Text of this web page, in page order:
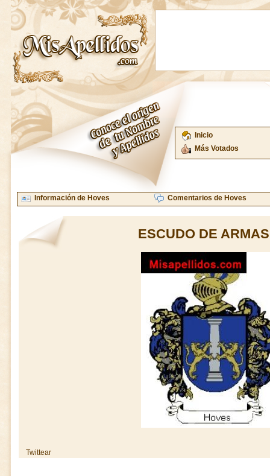
Inicio
Más Votados
Información de Hoves Comentarios de Hoves
ESCUDO DE
Twittear